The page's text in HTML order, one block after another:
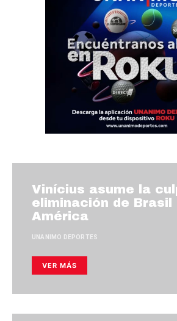
Vinícius asume la
eliminación de Brasil
América
UNANIMO DEPORTES
VER MÁS